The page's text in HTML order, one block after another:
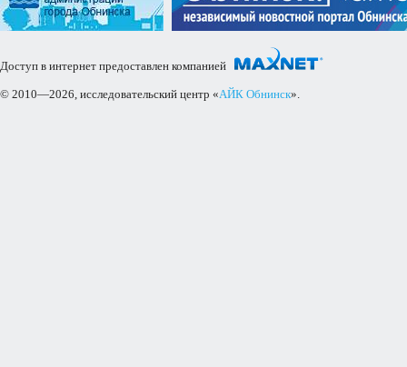
Доступ в интернет предоставлен компанией
© 2010—2026, исследовательский центр «АЙК Обнинск».